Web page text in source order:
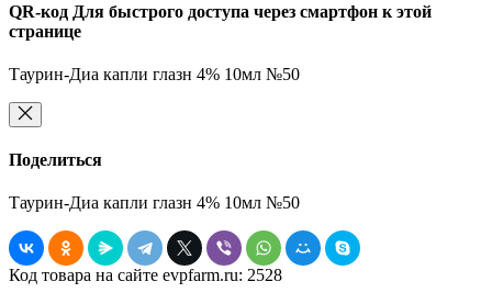
QR-код Для быстрого доступа через смартфон к этой
странице
Таурин-Диа капли глазн 4% 10мл №50
Поделиться
Таурин-Диа капли глазн 4% 10мл №50
Код товара на сайте evpfarm.ru: 2528